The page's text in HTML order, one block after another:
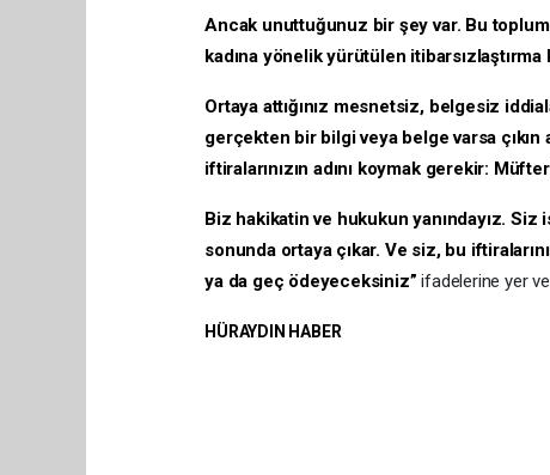
Ancak unuttuğunuz bir şey var. Bu
kadına yönelik yürütülen
Ortaya attığınız mesnetsiz, belgesiz
gerçekten bir bilgi veya belge varsa çıkın
iftiralarınızın adını koymak gerekir:
Biz hakikatin ve hukukun yanındayız. Siz
sonunda ortaya çıkar. Ve siz, bu
ya da geç ödeyeceksiniz”ifadelerine yer
HÜRAYDIN HABER